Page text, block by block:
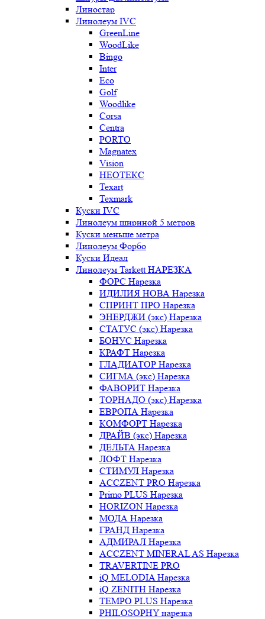
Линостар
Линолеум IVC
GreenLine
WoodLike
Bingo
Inter
Eco
Golf
Woodlike
Corsa
Centra
PORTO
Magnatex
Vision
НЕОТЕКС
Texart
Texmark
Куски IVC
Линолеум шириной 5 метров
Куски меньше метра
Линолеум Форбо
Куски Идеал
Линолеум Tarkett НАРЕЗКА
ФОРС Нарезка
ИДИЛИЯ НОВА Нарезка
СПРИНТ ПРО Нарезка
ЭНЕРДЖИ (экс) Нарезка
СТАТУС (экс) Нарезка
БОНУС Нарезка
КРАФТ Нарезка
ГЛАДИАТОР Нарезка
СИГМА (экс) Нарезка
ФАВОРИТ Нарезка
ТОРНАДО (экс) Нарезка
ЕВРОПА Нарезка
КОМФОРТ Нарезка
ДРАЙВ (экс) Нарезка
ДЕЛЬТА Нарезка
ЛОФТ Нарезка
СТИМУЛ Нарезка
ACCZENT PRO Нарезка
Primo PLUS Нарезка
HORIZON Нарезка
МОДА Нарезка
ГРАНД Нарезка
АДМИРАЛ Нарезка
ACCZENT MINERAL AS Нарезка
TRAVERTINE PRO
iQ MELODIA Нарезка
iQ ZENITH Нарезка
TEMPO PLUS Нарезка
PHILOSOPHY нарезка